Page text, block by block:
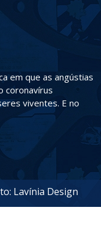
em que as angústias
coronavírus
viventes. E no
Lavínia Design